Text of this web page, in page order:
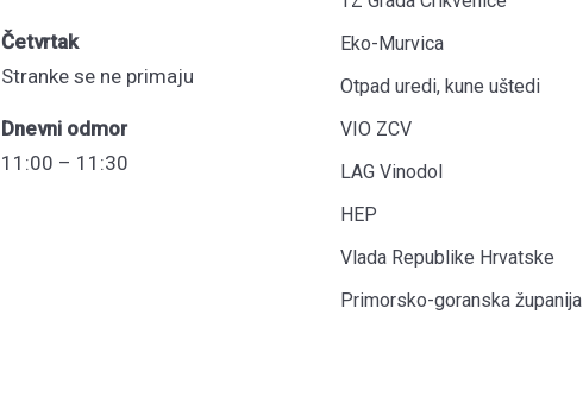
Četvrtak
Stranke se ne primaju
Dnevni odmor
11:00 – 11:30
Eko-Murvica
Otpad uredi, kune uštedi
VIO ZCV
LAG Vinodol
HEP
Vlada Republike Hrvatske
Primorsko-goranska županija